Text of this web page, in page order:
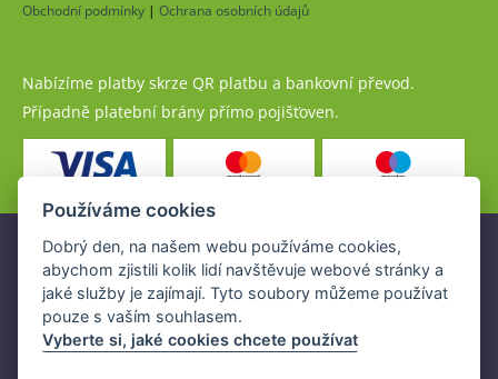
Obchodní podmínky | Ochrana osobních údajů
Nabízíme platby skrze QR platbu a bankovní převod.
Případně platební brány přímo pojišťoven.
Pojistné produkty jsou nabízeny společností
www.POJISTENI.cz, a.s. na základě platné licence České
národní banky (ČNB).
Licence ČNB umožňuje www.POJISTENI.cz, a.s. poskytovat
Používáme cookies
Dobrý den, na našem webu používáme cookies,
abychom zjistili kolik lidí navštěvuje webové stránky a
jaké služby je zajímají. Tyto soubory můžeme používat
pouze s vaším souhlasem.
Vyberte si, jaké cookies chcete používat